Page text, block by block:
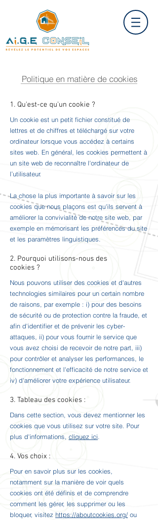
Politique en matière de cookies
1. Qu'est-ce qu'un cookie ?
Un cookie est un petit fichier constitué de
lettres et de chiffres et téléchargé sur votre
ordinateur lorsque vous accédez à certains
sites web. En général, les cookies permettent à
un site web de reconnaître l'ordinateur de
l’utilisateur.
La chose la plus importante à savoir sur les
cookies que nous plaçons est qu'ils servent à
améliorer la convivialité de notre site web, par
exemple en mémorisant les préférences du site
et les paramètres linguistiques.
2. Pourquoi utilisons-nous des
cookies ?
Nous pouvons utiliser des cookies et d'autres
technologies similaires pour un certain nombre
de raisons, par exemple : i) pour des besoins
de sécurité ou de protection contre la fraude, et
afin d'identifier et de prévenir les cyber-
attaques, ii) pour vous fournir le service que
vous avez choisi de recevoir de notre part, iii)
pour contrôler et analyser les performances, le
fonctionnement et l'efficacité de notre service et
iv) d'améliorer votre expérience utilisateur.
3. Tableau des cookies :
Dans cette section, vous devez mentionner les
cookies que vous utilisez sur votre site. Pour
plus d'informations, cliquez ici.
4. Vos choix :
Pour en savoir plus sur les cookies,
notamment sur la manière de voir quels
cookies ont été définis et de comprendre
comment les gérer, les supprimer ou les
bloquer, visitez https://aboutcookies.org/ ou